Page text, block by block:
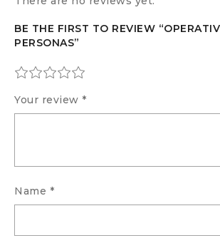
BE THE FIRST TO REVIEW
PERSONAS”
Your review *
Name *